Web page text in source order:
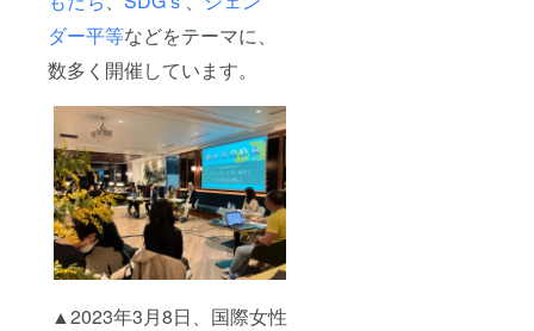
ダー平等などをテーマに、
数多く開催しています。
▲2023年3月8日、国際女性